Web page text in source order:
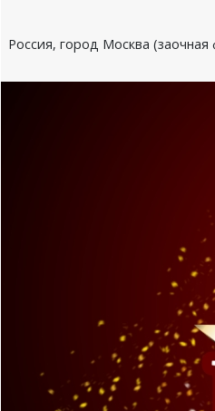
Россия, город Москва (заочная